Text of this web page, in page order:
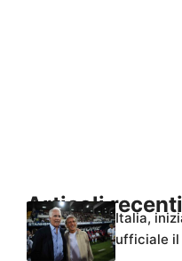
Articoli recenti
Italia,
ufficiale il